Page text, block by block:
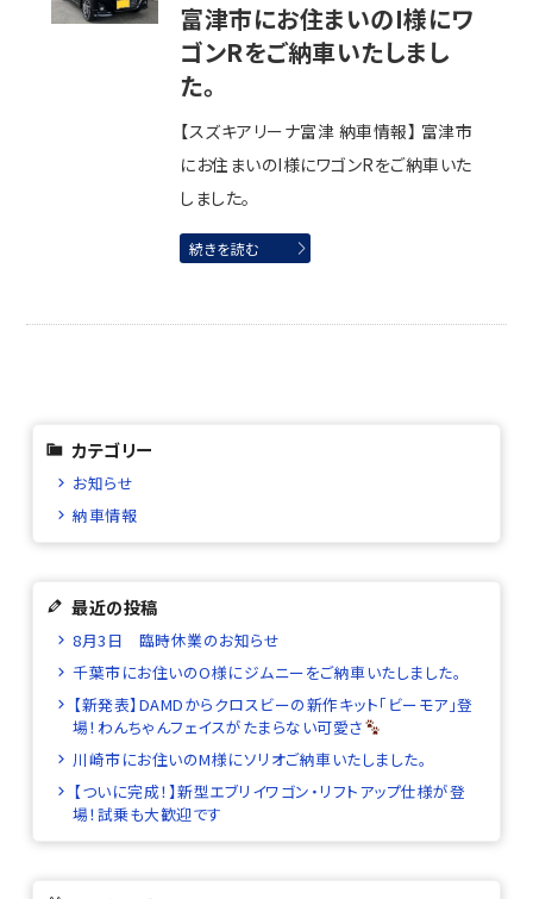
富津市にお住まいのI様にワ
ゴンRをご納車いたしまし
た。
【スズキアリーナ富津 納車情報】 富津市
にお住まいのI様にワゴンRをご納車いた
しました。
続きを読む
カテゴリー
お知らせ
納車情報
最近の投稿
8月3日 臨時休業のお知らせ
千葉市にお住いのO様にジムニーをご納車いたしました。
【新発表】DAMDからクロスビーの新作キット「ビーモア」登
場！わんちゃんフェイスがたまらない可愛さ
川崎市にお住いのM様にソリオご納車いたしました。
【ついに完成！】新型エブリイワゴン・リフトアップ仕様が登
場！試乗も大歓迎です